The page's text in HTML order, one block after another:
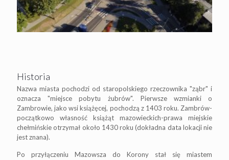
Historia
Nazwa miasta pochodzi od staropolskiego rzeczownika "ząbr" i
oznacza "miejsce pobytu żubrów". Pierwsze wzmianki o
Zambrowie, jako wsi książęcej, pochodzą z 1403 roku. Zambrów-
początkowo własność książąt mazowieckich-prawa miejskie
chełmińskie otrzymał około 1430 roku (dokładna data lokacji nie
jest znana).
Po przyłączeniu Mazowsza do Korony stał się miastem